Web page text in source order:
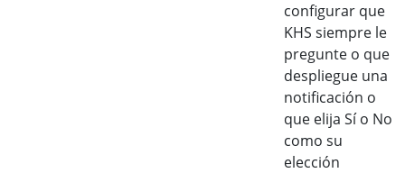
configurar que
KHS siempre le
pregunte o que
despliegue una
notificación o
que elija Sí o No
como su
elección